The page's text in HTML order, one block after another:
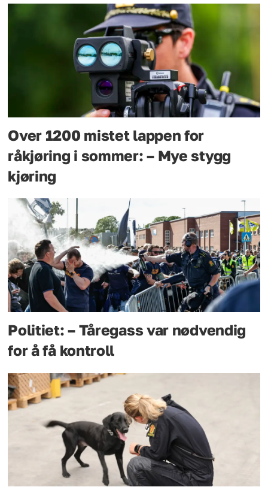
Over 1200 mistet lappen for
råkjøring i sommer: – Mye stygg
kjøring
Politiet: – Tåregass var nødvendig
for å få kontroll